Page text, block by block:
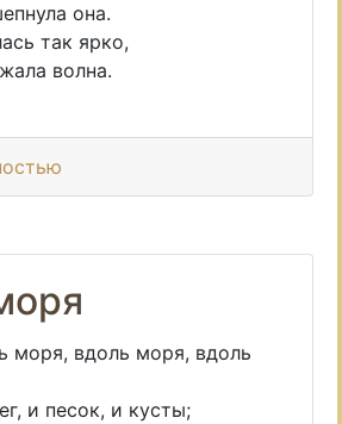
она.
так ярко,
волна.
моря, вдоль моря, вдоль
и песок, и кусты;